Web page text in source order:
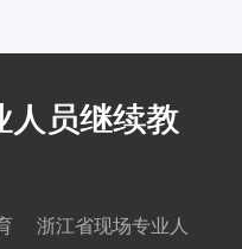
人员继续教
浙江省现场专业人